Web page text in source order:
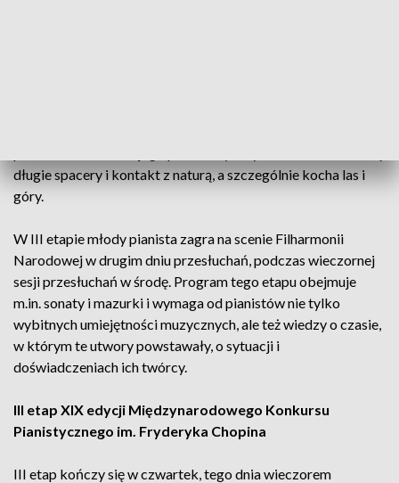
długie spacery i kontakt z naturą, a szczególnie kocha las i
góry.
W III etapie młody pianista zagra na scenie Filharmonii
Narodowej w drugim dniu przesłuchań, podczas wieczornej
sesji przesłuchań w środę. Program tego etapu obejmuje
m.in. sonaty i mazurki i wymaga od pianistów nie tylko
wybitnych umiejętności muzycznych, ale też wiedzy o czasie,
w którym te utwory powstawały, o sytuacji i
doświadczeniach ich twórcy.
III etap XIX edycji Międzynarodowego Konkursu
Pianistycznego im. Fryderyka Chopina
III etap kończy się w czwartek, tego dnia wieczorem